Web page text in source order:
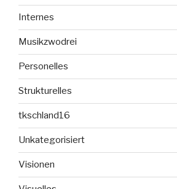
Internes
Musikzwodrei
Personelles
Strukturelles
tkschland16
Unkategorisiert
Visionen